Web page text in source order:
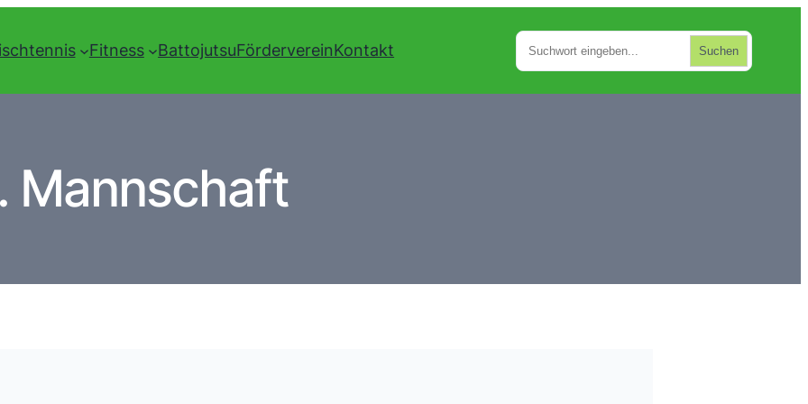
Fitness BattojutsuFördervereinKontakt Suchen Suchen
Mannschaft